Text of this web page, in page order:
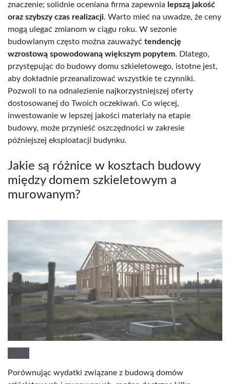
znaczenie; solidnie oceniana firma zapewnia lepszą jakość
oraz szybszy czas realizacji. Warto mieć na uwadze, że ceny
mogą ulegać zmianom w ciągu roku. W sezonie
budowlanym często można zauważyć tendencję
wzrostową spowodowaną większym popytem. Dlatego,
przystępując do budowy domu szkieletowego, istotne jest,
aby dokładnie przeanalizować wszystkie te czynniki.
Pozwoli to na odnalezienie najkorzystniejszej oferty
dostosowanej do Twoich oczekiwań. Co więcej,
inwestowanie w lepszej jakości materiały na etapie
budowy, może przynieść oszczędności w zakresie
późniejszej eksploatacji budynku.
Jakie są różnice w kosztach budowy
między domem szkieletowym a
murowanym?
Porównując wydatki związane z budową domów